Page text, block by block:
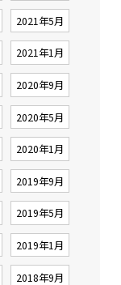
2021年5月
2021年1月
2020年9月
2020年5月
2020年1月
2019年9月
2019年5月
2019年1月
2018年9月